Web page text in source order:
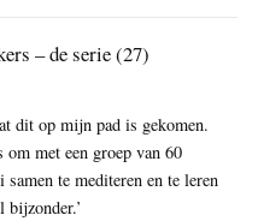
– de serie (27)
dit op mijn pad is gekomen.
met een groep van 60
samen te mediteren en te leren
bijzonder.’